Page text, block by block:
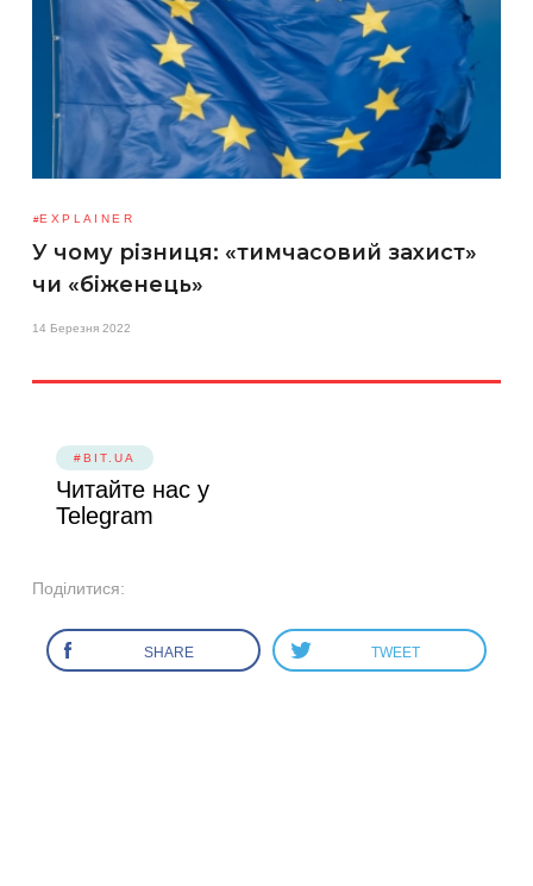
EXPLAINER
У чому різниця: «тимчасовий захист»
чи «біженець»
14 Березня 2022
#BIT.UA
Читайте нас у
Telegram
Поділитися:
SHARE TWEET